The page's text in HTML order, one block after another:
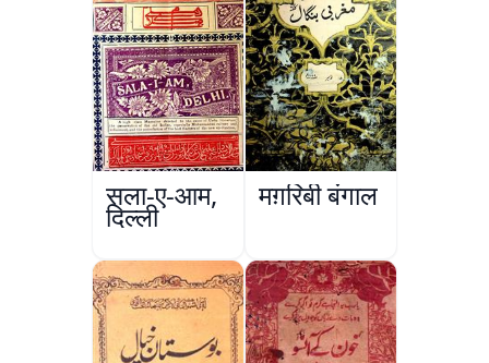
सला-ए-आम,
दिल्ली
मग़रिबी बंगाल